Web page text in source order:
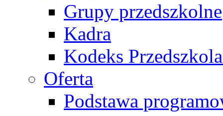
Grupy przedszkolne
Kadra
Kodeks
Oferta
Podstawa